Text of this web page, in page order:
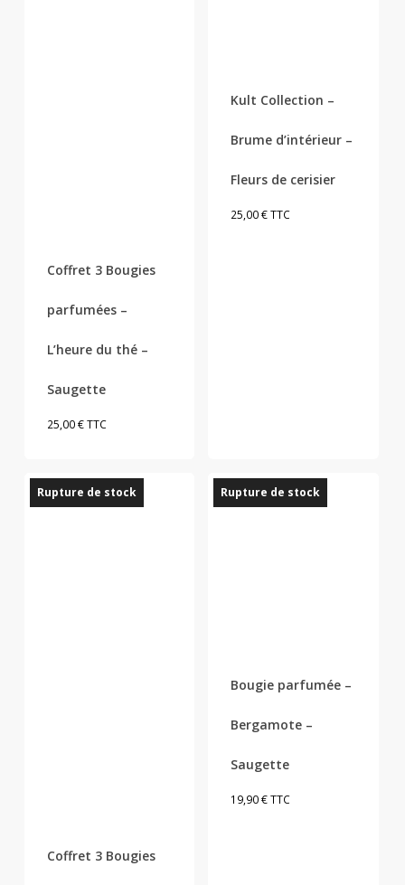
Coffret 3 Bougies
parfumées –
L’heure du thé –
Saugette
25,00€TTC
Kult Collection –
Brume d’intérieur –
Fleurs de cerisier
25,00€TTC
Rupture de stock
Coffret 3 Bougies
Rupture de stock
Bougie parfumée –
Bergamote –
Saugette
19,90€TTC